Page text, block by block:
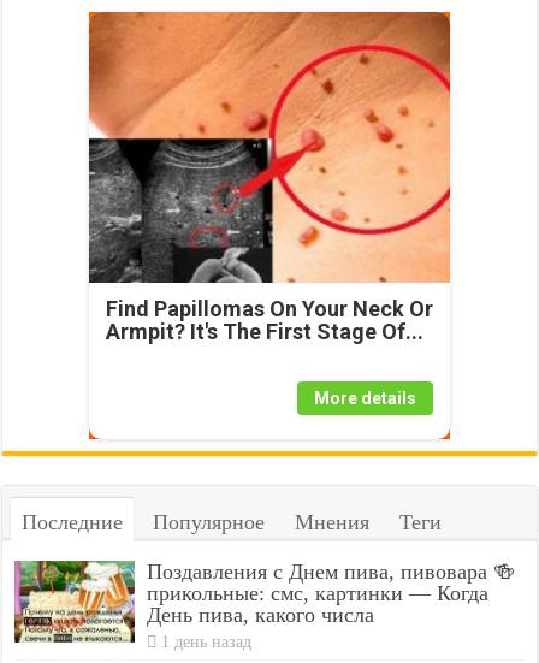
Find Papillomas On Your Neck Or
Armpit? It's The First Stage Of...
More details
Последние Популярное Мнения Теги
Поздавления с Днем пива, пивовара 🍻
прикольные: смс, картинки — Когда
День пива, какого числа
1 день назад